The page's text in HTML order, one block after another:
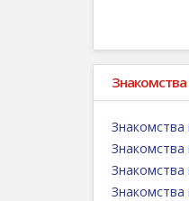
Знакомства
Знакомства